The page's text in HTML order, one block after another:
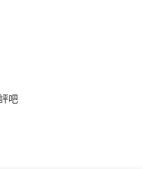
吧